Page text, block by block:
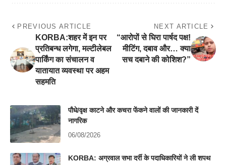
PREVIOUS ARTICLE
KORBA:शहर में इन पर
प्रतिबन्ध लगेगा, मल्टीलेबल
पार्किंग का संचालन व
यातायात व्यवस्था पर अहम
सहमति
NEXT ARTICLE
“आरोपों से घिरा पार्षद पक्ष!
मीटिंग, दबाव और… क्या
सच दबाने की कोशिश?”
पौधे/वृक्ष काटने और कचरा फेंकने वालों की जानकारी दें
नागरिक
06/08/2026
KORBA: अग्रवाल सभा दर्री के पदाधिकारियों ने ली शपथ